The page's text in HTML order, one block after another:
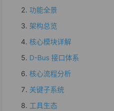
功能全景
架构总览
核心模块详解
D-Bus 接口体系
核心流程分析
关键子系统
工具生态